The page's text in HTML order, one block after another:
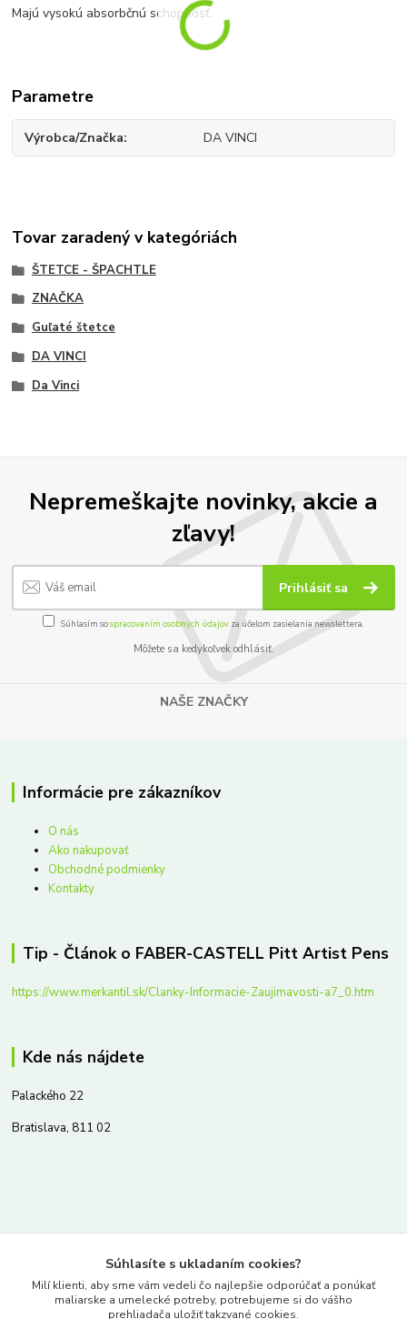
Majú vysokú absorbčnú schopnosť.
Parametre
Výrobca/Značka DA VINCI
Tovar zaradený v kategóriách
ŠTETCE - ŠPACHTLE
ZNAČKA
Guľaté štetce
DA VINCI
Da Vinci
Nepremeškajte novinky, akcie a
zľavy!
Prihlásiť sa
Súhlasím sospracovaním osobných údajov za účelom zasielania newslettera.
Môžete sa kedykoľvek odhlásiť.
NAŠE ZNAČKY
Informácie pre zákazníkov
O nás
Ako nakupovať
Obchodné podmienky
Kontakty
Tip - Článok o FABER-CASTELL Pitt Artist Pens
https://www.merkantil.sk/Clanky-Informacie-Zaujimavosti-a7_0.htm
Kde nás nájdete
Palackého 22
Bratislava, 811 02
www.merkantil.sk
Súhlasíte s ukladaním cookies?
Milí klienti, aby sme vám vedeli čo najlepšie odporúčať a ponúkať
maliarske a umelecké potreby, potrebujeme si do vášho
prehliadača uložiť takzvané cookies.